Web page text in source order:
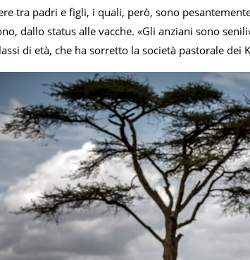
tra padri e figli, i quali, però, sono
dallo status alle vacche. «Gli anziani sono
di età, che ha sorretto la società pastorale